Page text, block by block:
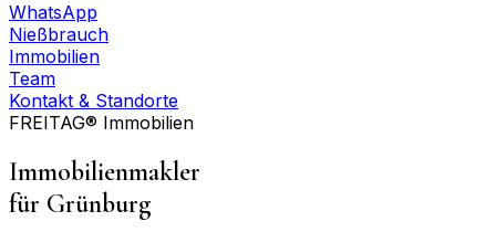
WhatsApp
Nießbrauch
Immobilien
Team
Kontakt & Standorte
FREITAG® Immobilien
Immobilienmakler
für Grünburg